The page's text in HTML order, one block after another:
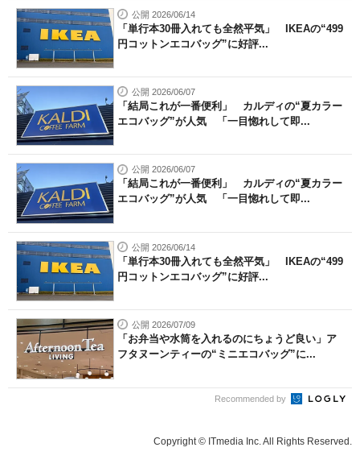
公開 2026/06/14
「単行本30冊入れても全然平気」 IKEAの“499
円コットンエコバッグ”に好評...
公開 2026/06/07
「結局これが一番便利」 カルディの“夏カラー
エコバッグ”が人気 「一目惚れして即...
公開 2026/06/07
「結局これが一番便利」 カルディの“夏カラー
エコバッグ”が人気 「一目惚れして即...
公開 2026/06/14
「単行本30冊入れても全然平気」 IKEAの“499
円コットンエコバッグ”に好評...
公開 2026/07/09
「お弁当や水筒を入れるのにちょうど良い」ア
フタヌーンティーの“ミニエコバッグ”に...
Recommended by
Copyright © ITmedia Inc. All Rights Reserved.